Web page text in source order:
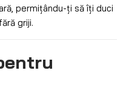
permițându-ți să îți duci
griji.